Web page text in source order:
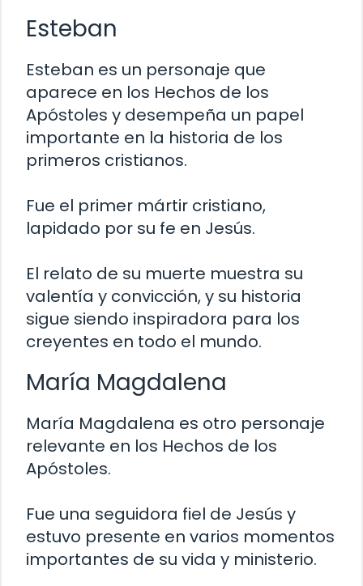
Esteban
Esteban es un personaje que
aparece en los Hechos de los
Apóstoles y desempeña un papel
importante en la historia de los
primeros cristianos.
Fue el primer mártir cristiano,
lapidado por su fe en Jesús.
El relato de su muerte muestra su
valentía y convicción, y su historia
sigue siendo inspiradora para los
creyentes en todo el mundo.
María Magdalena
María Magdalena es otro personaje
relevante en los Hechos de los
Apóstoles.
Fue una seguidora fiel de Jesús y
estuvo presente en varios momentos
importantes de su vida y ministerio.